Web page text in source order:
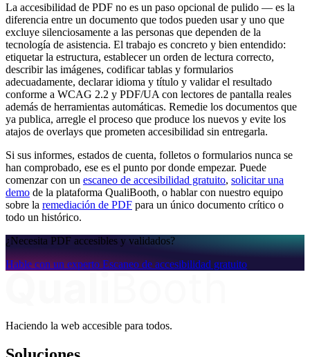
La accesibilidad de PDF no es un paso opcional de pulido — es la
diferencia entre un documento que todos pueden usar y uno que
excluye silenciosamente a las personas que dependen de la
tecnología de asistencia. El trabajo es concreto y bien entendido:
etiquetar la estructura, establecer un orden de lectura correcto,
describir las imágenes, codificar tablas y formularios
adecuadamente, declarar idioma y título y validar el resultado
conforme a WCAG 2.2 y PDF/UA con lectores de pantalla reales
además de herramientas automáticas. Remedie los documentos que
ya publica, arregle el proceso que produce los nuevos y evite los
atajos de overlays que prometen accesibilidad sin entregarla.
Si sus informes, estados de cuenta, folletos o formularios nunca se
han comprobado, ese es el punto por donde empezar. Puede
comenzar con un escaneo de accesibilidad gratuito, solicitar una
demo de la plataforma QualiBooth, o hablar con nuestro equipo
sobre la remediación de PDF para un único documento crítico o
todo un histórico.
¿Necesita PDF accesibles y validados?
Hable con un experto Escaneo de accesibilidad gratuito
Haciendo la web accesible para todos.